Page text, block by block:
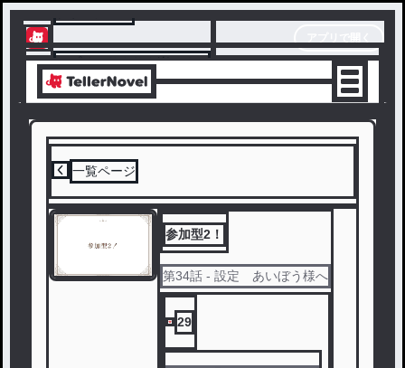
テラーノベル
アプリでサクサク楽しめる
一覧ページ
参加型2！
第34話 - 設定 あいぼう様へ
29